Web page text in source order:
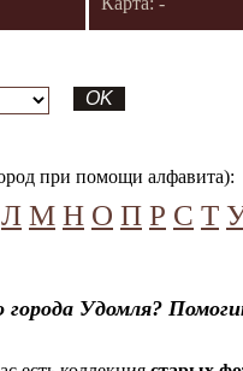
при помощи алфавита):
Л М Н О П Р С Т
Удомля?